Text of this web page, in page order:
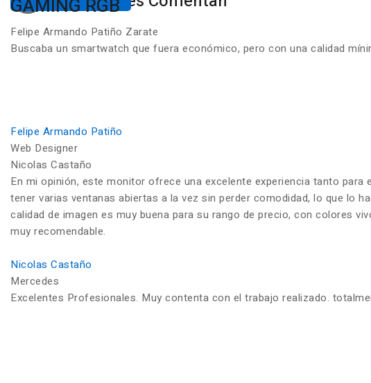
GAMING RGB
Felipe Armando Patiño Zarate
Buscaba un smartwatch que fuera económico, pero con una calidad
Felipe Armando Patiño
Web Designer
Nicolas Castaño
En mi opinión, este monitor ofrece una excelente experiencia tanto
tener varias ventanas abiertas a la vez sin perder comodidad, lo que lo
calidad de imagen es muy buena para su rango de precio, con colores
muy recomendable.
Nicolas Castaño
Mercedes
Excelentes Profesionales. Muy contenta con el trabajo realizado.